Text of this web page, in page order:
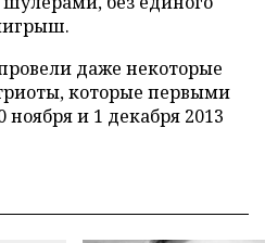
даже некоторые
которые первыми
и 1 декабря 2013